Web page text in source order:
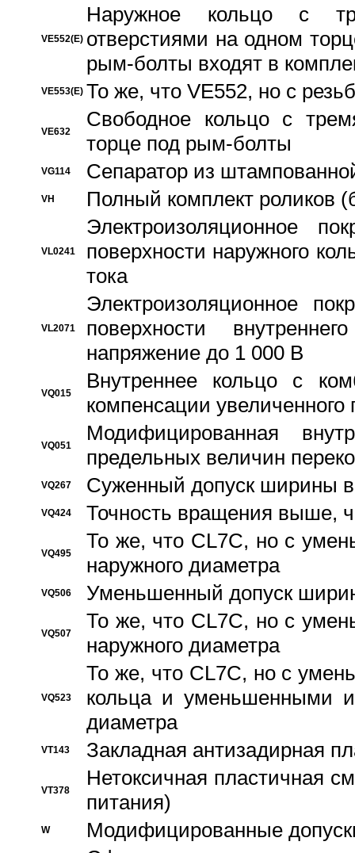
VE552(E)
Наружное кольцо с
отверстиями на одном
рым-болты входят в
VE553(E) То же, что VE552, но с
VE632
Свободное кольцо с
торце под рым-болты
VG114 Сепаратор из
VH Полный комплект роликов
VL0241
Электроизоляционное
поверхности наружного
тока
VL2071
Электроизоляционное
поверхности
напряжение до 1 000 В
VQ015
Bнутреннее кольцо с
компенсации увеличенного
VQ051
Модифицированная
предельных величин
VQ267 Суженный допуск ширины
VQ424 Точность вращения выше,
VQ495
То же, что CL7C, но с
наружного диаметра
VQ506 Уменьшенный допуск
VQ507
То же, что CL7C, но с
наружного диаметра
VQ523
То же, что CL7C, но с
кольца и уменьшенными
диаметра
VT143 Закладная антизадирная
VT378
Нетоксичная пластичная
питания)
W
Модифицированные